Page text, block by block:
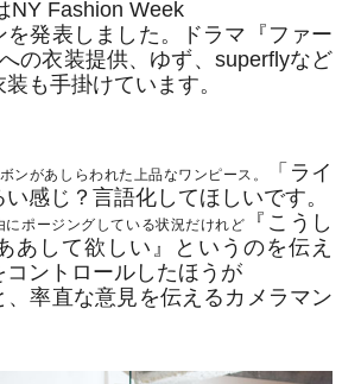
NY Fashion Week
を発表しました。ドラマ『ファー
の衣装提供、ゆず、superflyなど
も手掛けています。
ンがあしらわれた上品なワンピース。
「ライ
感じ？言語化してほしいです。
にポージングしている状況だけれど
『こうし
あして欲しい』というのを伝え
コントロールしたほうが
、率直な意見を伝えるカメラマン